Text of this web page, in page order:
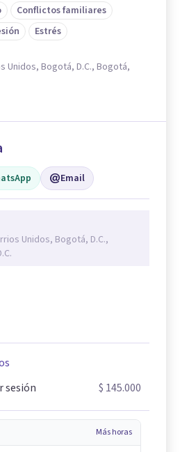
Conflictos familiares
Estrés
Unidos, Bogotá, D.C., Bogotá,
Email
Unidos, Bogotá, D.C.,
sesión
$ 145.000
Más horas